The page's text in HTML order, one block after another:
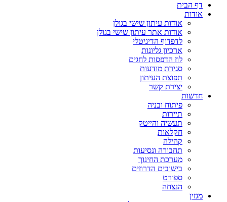
דף הבית
אודות
אודות עיתון שישי בגולן
אודות אתר עיתון שישי בגולן
לדפדוף הדיגיטלי
ארכיון גליונות
לוז הדפסות לחגים
סגירת מודעות
תפוצת העיתון
יצירת קשר
חדשות
פיתוח ובניה
תיירות
תעשיה והייטק
חקלאות
קהילה
תחבורה ונסיעות
מערכת החינוך
בישובים הדרוזים
ספורט
הנצחה
מגזין